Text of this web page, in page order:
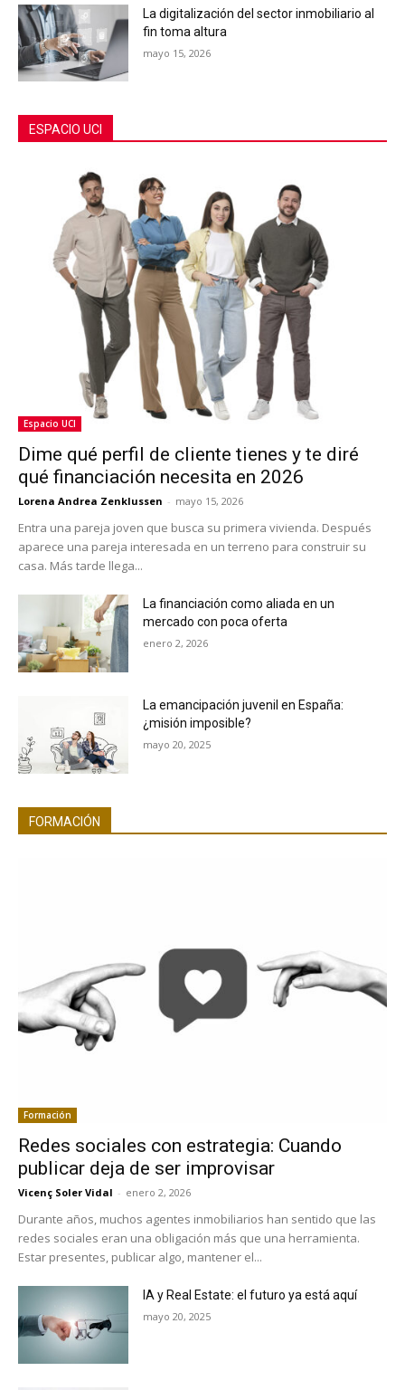
La digitalización del sector inmobiliario al
fin toma altura
mayo 15, 2026
ESPACIO UCI
Espacio UCI
Dime qué perfil de cliente tienes y te diré
qué financiación necesita en 2026
Lorena Andrea Zenklussen - mayo 15, 2026
Entra una pareja joven que busca su primera vivienda. Después
aparece una pareja interesada en un terreno para construir su
casa. Más tarde llega...
La financiación como aliada en un
mercado con poca oferta
enero 2, 2026
La emancipación juvenil en España:
¿misión imposible?
mayo 20, 2025
FORMACIÓN
Formación
Redes sociales con estrategia: Cuando
publicar deja de ser improvisar
Vicenç Soler Vidal - enero 2, 2026
Durante años, muchos agentes inmobiliarios han sentido que las
redes sociales eran una obligación más que una herramienta.
Estar presentes, publicar algo, mantener el...
IA y Real Estate: el futuro ya está aquí
mayo 20, 2025